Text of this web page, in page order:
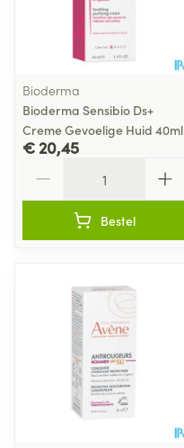
Bioderma
Bioderma Sensibio Ds+
Creme Gevoelige Huid 40ml
€ 20,45
Bestel